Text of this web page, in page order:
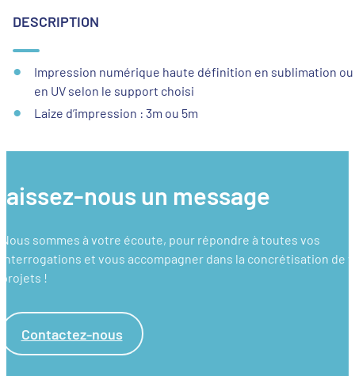
DESCRIPTION
Impression numérique haute définition en sublimation ou
en UV selon le support choisi
Laize d’impression : 3m ou 5m
laissez-nous un message
Nous sommes à votre écoute, pour répondre à toutes vos
interrogations et vous accompagner dans la concrétisation de
projets !
Contactez-nous